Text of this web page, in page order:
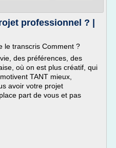
professionnel ? |
le transcris Comment ?
des préférences, des
où on est plus créatif, qui
TANT mieux,
avoir votre projet
part de vous et pas